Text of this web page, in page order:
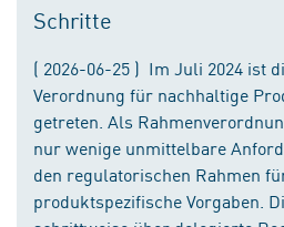
Schritte
( 2026-06-25 ) Im Juli 2024 ist
Verordnung für nachhaltige
getreten. Als
nur wenige unmittelbare
den regulatorischen Rahmen
produktspezifische Vorgaben.